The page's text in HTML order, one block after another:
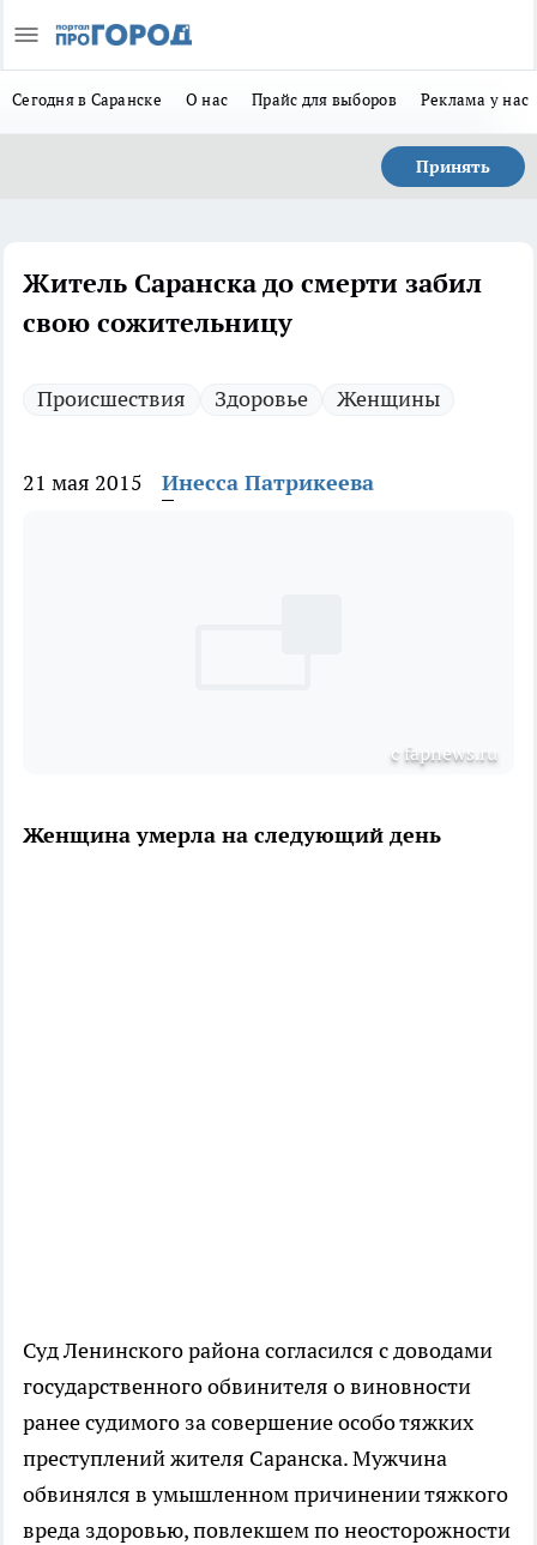
Сегодня в Саранске О нас Прайс для выборов Реклама у нас
Принять
Житель Саранска до смерти забил
свою сожительницу
Происшествия Здоровье Женщины
21 мая 2015 Инесса Патрикеева
с fapnews.ru
Женщина умерла на следующий день
Суд Ленинского района согласился с доводами
государственного обвинителя о виновности
ранее судимого за совершение особо тяжких
преступлений жителя Саранска. Мужчина
обвинялся в умышленном причинении тяжкого
вреда здоровью, повлекшем по неосторожности